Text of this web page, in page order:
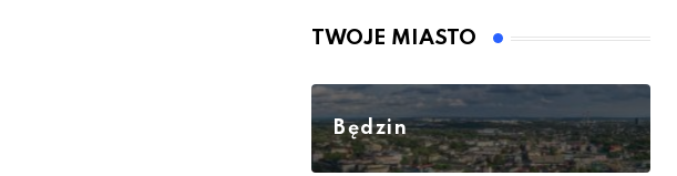
TWOJE MIASTO
Będzin